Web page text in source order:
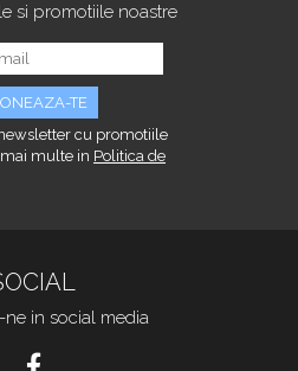
si promotiile noastre
cu promotiile
multe in Politica de
ne in social media